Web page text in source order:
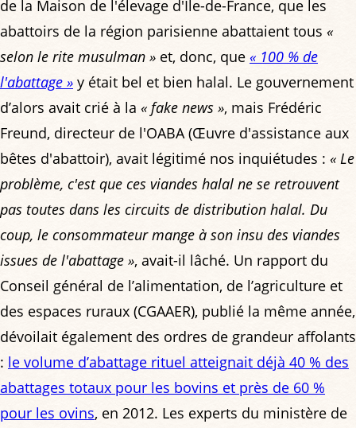
de la Maison de l'élevage d'Île-de-France, que les
abattoirs de la région parisienne abattaient tous «
selon le rite musulman » et, donc, que « 100 % de
l'abattage » y était bel et bien halal. Le gouvernement
d’alors avait crié à la « fake news », mais Frédéric
Freund, directeur de l'OABA (Œuvre d'assistance aux
bêtes d'abattoir), avait légitimé nos inquiétudes : « Le
problème, c'est que ces viandes halal ne se retrouvent
pas toutes dans les circuits de distribution halal. Du
coup, le consommateur mange à son insu des viandes
issues de l'abattage », avait-il lâché. Un rapport du
Conseil général de l’alimentation, de l’agriculture et
des espaces ruraux (CGAAER), publié la même année,
dévoilait également des ordres de grandeur affolants
: le volume d’abattage rituel atteignait déjà 40 % des
abattages totaux pour les bovins et près de 60 %
pour les ovins, en 2012. Les experts du ministère de